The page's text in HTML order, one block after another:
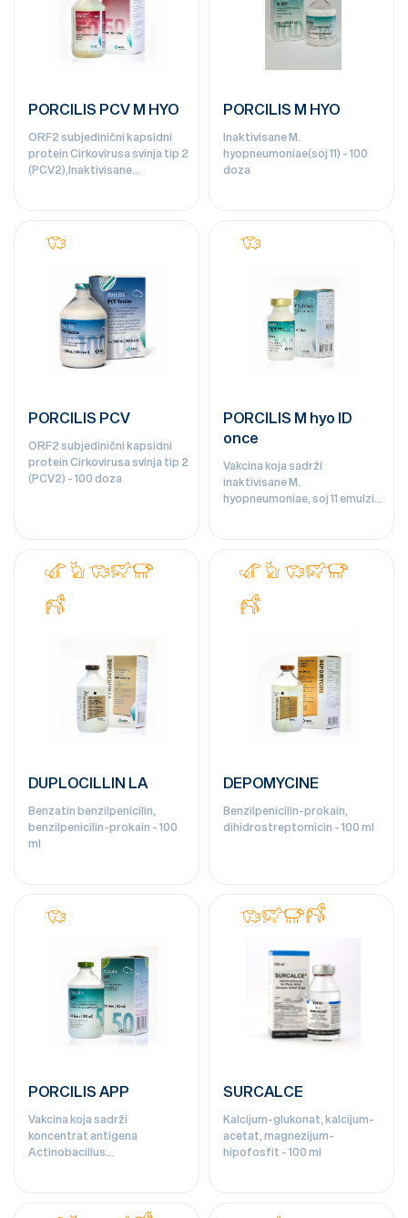
PORCILIS PCV M HYO
ORF2 subjedinični kapsidni
protein Cirkovirusa svinja tip 2
(PCV2),Inaktivisane
PORCILIS M HYO
Inaktivisane M.
hyopneumoniae(soj 11) - 100
doza
PORCILIS PCV
ORF2 subjedinični kapsidni
protein Cirkovirusa svinja tip 2
(PCV2) - 100 doza
PORCILIS M hyo ID
once
Vakcina koja sadrži
inaktivisane M.
hyopneumoniae, soj 11 emulzija
DUPLOCILLIN LA
Benzatin benzilpenicilin,
benzilpenicilin-prokain - 100
ml
DEPOMYCINE
Benzilpenicilin-prokain,
dihidrostreptomicin - 100 ml
PORCILIS APP
Vakcina koja sadrži
koncentrat antigena
Actinobacillus
SURCALCE
Kalcijum-glukonat, kalcijum-
acetat, magnezijum-
hipofosfit - 100 ml